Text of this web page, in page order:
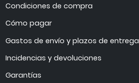
Condiciones de compra
Cómo pagar
Gastos de envío y plazos de entrega
Incidencias y devoluciones
Garantías